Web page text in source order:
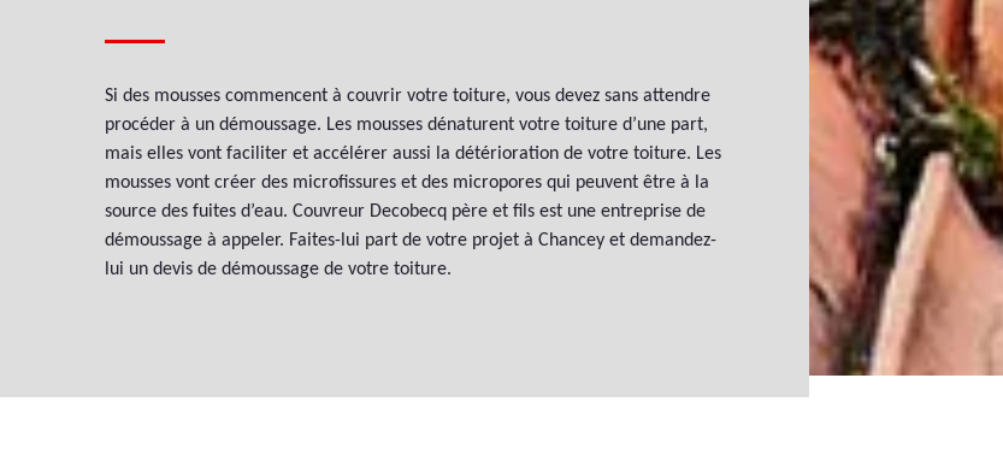
Si des mousses commencent à couvrir votre toiture, vous devez sans attendre
procéder à un démoussage. Les mousses dénaturent votre toiture d’une part,
mais elles vont faciliter et accélérer aussi la détérioration de votre toiture. Les
mousses vont créer des microfissures et des micropores qui peuvent être à la
source des fuites d’eau. Couvreur Decobecq père et fils est une entreprise de
démoussage à appeler. Faites-lui part de votre projet à Chancey et demandez-
lui un devis de démoussage de votre toiture.